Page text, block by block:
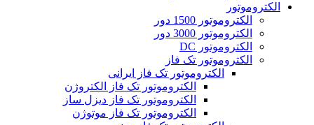
الکتروموتور
الکتروموتور 1500 دور
الکتروموتور 3000 دور
الکتروموتور DC
الکتروموتور تک فاز
الکتروموتور تک فاز ایرانی
الکتروموتور تک فاز الکتروژن
الکتروموتور تک فاز دیزل ساز
الکتروموتور تک فاز موتوژن